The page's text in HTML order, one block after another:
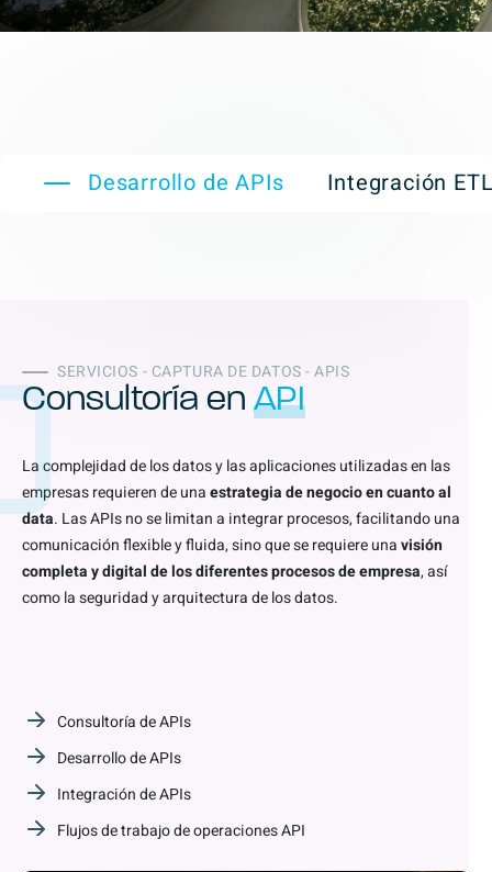
Desarrollo de APIs Integración
SERVICIOS - CAPTURA DE DATOS - APIS
Consultoría en API
La complejidad de los datos y las aplicaciones utilizadas en las
empresas requieren de unaestrategia de negocio en cuanto al
data. Las APIs no se limitan a integrar procesos, facilitando una
comunicación flexible y fluida, sino que se requiere unavisión
completa y digital de los diferentes procesos de empresa, así
como la seguridad y arquitectura de los datos.
Consultoría de APIs
Desarrollo de APIs
Integración de APIs
Flujos de trabajo de operaciones API